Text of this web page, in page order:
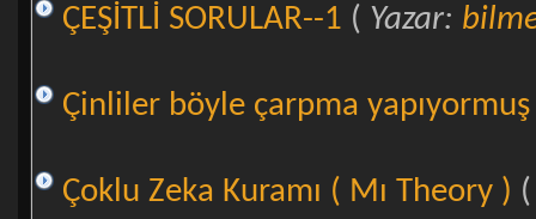
ÇEŞİTLİ SORULAR--1 ( Yazar:
Çinliler böyle çarpma
Çoklu Zeka Kuramı ( Mı Theory )